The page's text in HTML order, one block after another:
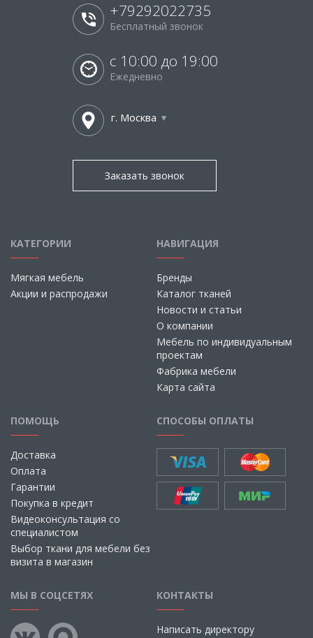
+79292022735
Бесплатный звонок
с 10:00 до 19:00
Ежедневно
г. Москва
Заказать звонок
КАТЕГОРИИ
Мягкая мебель
Акции и распродажи
НАВИГАЦИЯ
Бренды
Каталог тканей
Новости и статьи
О компании
Мебель по индивидуальным
проектам
Фабрика мебели
Карта сайта
ПОМОЩЬ
Доставка
Оплата
Гарантии
Покупка в кредит
Видеоконсультация со
специалистом
Выбор ткани для мебели без
визита в магазин
СПОСОБЫ ОПЛАТЫ
МЫ В СОЦСЕТЯХ КОНТАКТЫ
Написать директору